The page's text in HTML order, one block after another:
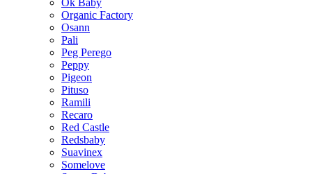
Ok Baby
Organic Factory
Osann
Pali
Peg Perego
Peppy
Pigeon
Pituso
Ramili
Recaro
Red Castle
Redsbaby
Suavinex
Somelove